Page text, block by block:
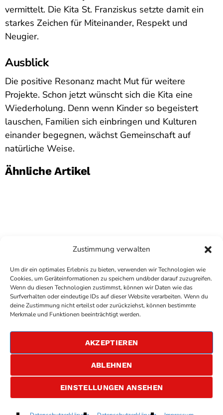
Zustimmung verwalten
Um dir ein optimales Erlebnis zu bieten, verwenden wir Technologien wie
Cookies, um Geräteinformationen zu speichern und/oder darauf zuzugreifen.
Wenn du diesen Technologien zustimmst, können wir Daten wie das
Surfverhalten oder eindeutige IDs auf dieser Website verarbeiten. Wenn du
deine Zustimmung nicht erteilst oder zurückziehst, können bestimmte
Merkmale und Funktionen beeinträchtigt werden.
AKZEPTIEREN
ABLEHNEN
EINSTELLUNGEN ANSEHEN
Don't Worry
vermittelt. Die Kita St. Franziskus setzte damit ein
starkes Zeichen für Miteinander, Respekt und
Neugier.
Ausblick
Die positive Resonanz macht Mut für weitere
Projekte. Schon jetzt wünscht sich die Kita eine
Wiederholung. Denn wenn Kinder so begeistert
lauschen, Familien sich einbringen und Kulturen
einander begegnen, wächst Gemeinschaft auf
natürliche Weise.
Ähnliche Artikel
COPYRIGHTANTENNE BAD KREUZNACH
DATENSCHUTZERKLÄRUNG
ALLGEMEINE GESCHÄFTSBEDINGUNGEN